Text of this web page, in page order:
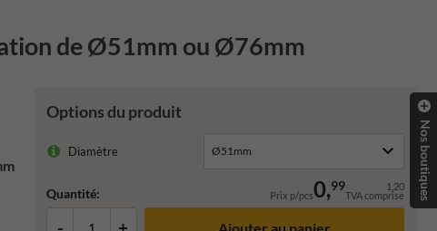
de Ø51mm ou Ø76mm
Options du produit
Diamètre
Quantité: Prix p/pcs0,99 1,20
TVA comprise Nos boutiques